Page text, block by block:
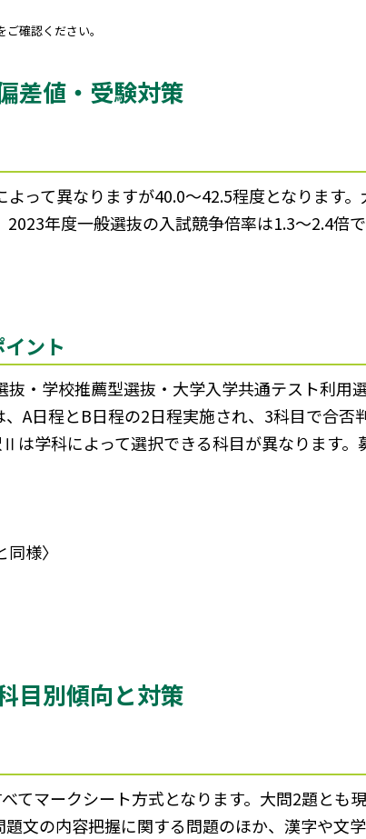
確認ください。
差値・受験対策
って異なりますが40.0～42.5程度となります
年度一般選抜の入試競争倍率は1.3～2.4倍
ント
・学校推薦型選抜・大学入学共通テスト利用
A日程とB日程の2日程実施され、3科目で合否
学科によって選択できる科目が異なります。
様〉
目別傾向と対策
てマークシート方式となります。大問2題とも
文の内容把握に関する問題のほか、漢字や文